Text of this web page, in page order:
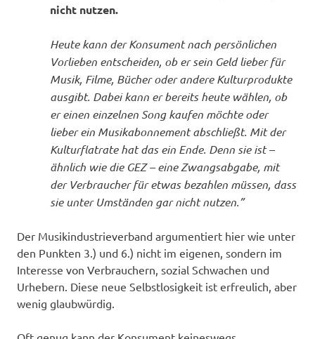
nicht nutzen.
Heute kann der Konsument nach persönlichen
Vorlieben entscheiden, ob er sein Geld lieber für
Musik, Filme, Bücher oder andere Kulturprodukte
ausgibt. Dabei kann er bereits heute wählen, ob
er einen einzelnen Song kaufen möchte oder
lieber ein Musikabonnement abschließt. Mit der
Kulturflatrate hat das ein Ende. Denn sie ist –
ähnlich wie die GEZ – eine Zwangsabgabe, mit
der Verbraucher für etwas bezahlen müssen, dass
sie unter Umständen gar nicht nutzen.”
Der Musikindustrieverband argumentiert hier wie unter
den Punkten 3.) und 6.) nicht im eigenen, sondern im
Interesse von Verbrauchern, sozial Schwachen und
Urhebern. Diese neue Selbstlosigkeit ist erfreulich, aber
wenig glaubwürdig.